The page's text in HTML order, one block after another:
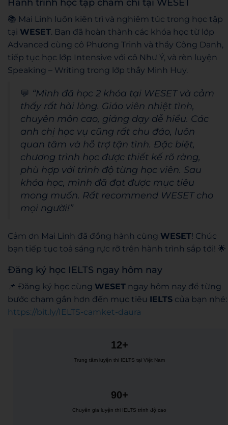
Hành trình học tập chăm chỉ tại WESET
📚 Mai Linh luôn kiên trì và nghiêm túc trong học tập
tại WESET. Bạn đã hoàn thành các khóa học từ lớp
Advanced cùng cô Phương Trinh và thầy Công Danh,
tiếp tục học lớp Intensive với cô Như Ý, và rèn luyện
Speaking – Writing trong lớp thầy Minh Huy.
💬 “Mình đã học 2 khóa tại WESET và cảm
thấy rất hài lòng. Giáo viên nhiệt tình,
chuyên môn cao, giảng dạy dễ hiểu. Các
anh chị học vụ cũng rất chu đáo, luôn
quan tâm và hỗ trợ tận tình. Đặc biệt,
chương trình học được thiết kế rõ ràng,
phù hợp với trình độ từng học viên. Sau
khóa học, mình đã đạt được mục tiêu
mong muốn. Rất recommend WESET cho
mọi người!”
Cảm ơn Mai Linh đã đồng hành cùng WESET! Chúc
bạn tiếp tục toả sáng rực rỡ trên hành trình sắp tới! 🌟
Đăng ký học IELTS ngay hôm nay
📌 Đăng ký học cùng WESET ngay hôm nay để từng
bước chạm gần hơn đến mục tiêu IELTS của bạn nhé:
https://bit.ly/IELTS-camket-daura
12+
Trung tâm luyện thi IELTS tại Việt Nam
90+
Chuyên gia luyện thi IELTS trình độ cao